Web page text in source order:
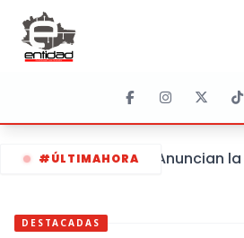
#ÚLTIMAHORA Anuncian
DESTACADAS